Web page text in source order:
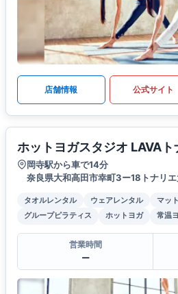
店舗情報 公式サイト
ホットヨガスタジオ LAVA
岡寺駅から車で14分
奈良県大和高田市幸町3ー18トナリ
タオルレンタル ウェアレンタル
マッ
グループピラティス
ホットヨガ 常温
営業時間
ー